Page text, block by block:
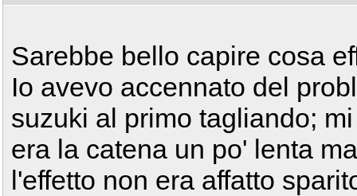
Sarebbe bello capire cosa
Io avevo accennato del
suzuki al primo tagliando;
era la catena un po' lenta
l'effetto non era affatto